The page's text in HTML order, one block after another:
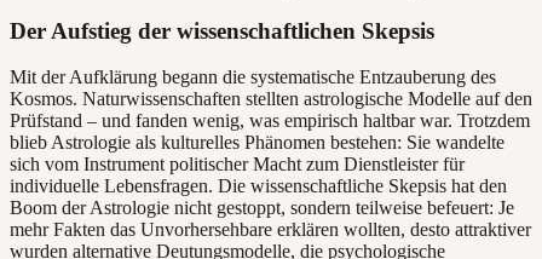
Der Aufstieg der wissenschaftlichen Skepsis
Mit der Aufklärung begann die systematische Entzauberung des
Kosmos. Naturwissenschaften stellten astrologische Modelle auf den
Prüfstand – und fanden wenig, was empirisch haltbar war. Trotzdem
blieb Astrologie als kulturelles Phänomen bestehen: Sie wandelte
sich vom Instrument politischer Macht zum Dienstleister für
individuelle Lebensfragen. Die wissenschaftliche Skepsis hat den
Boom der Astrologie nicht gestoppt, sondern teilweise befeuert: Je
mehr Fakten das Unvorhersehbare erklären wollten, desto attraktiver
wurden alternative Deutungsmodelle, die psychologische